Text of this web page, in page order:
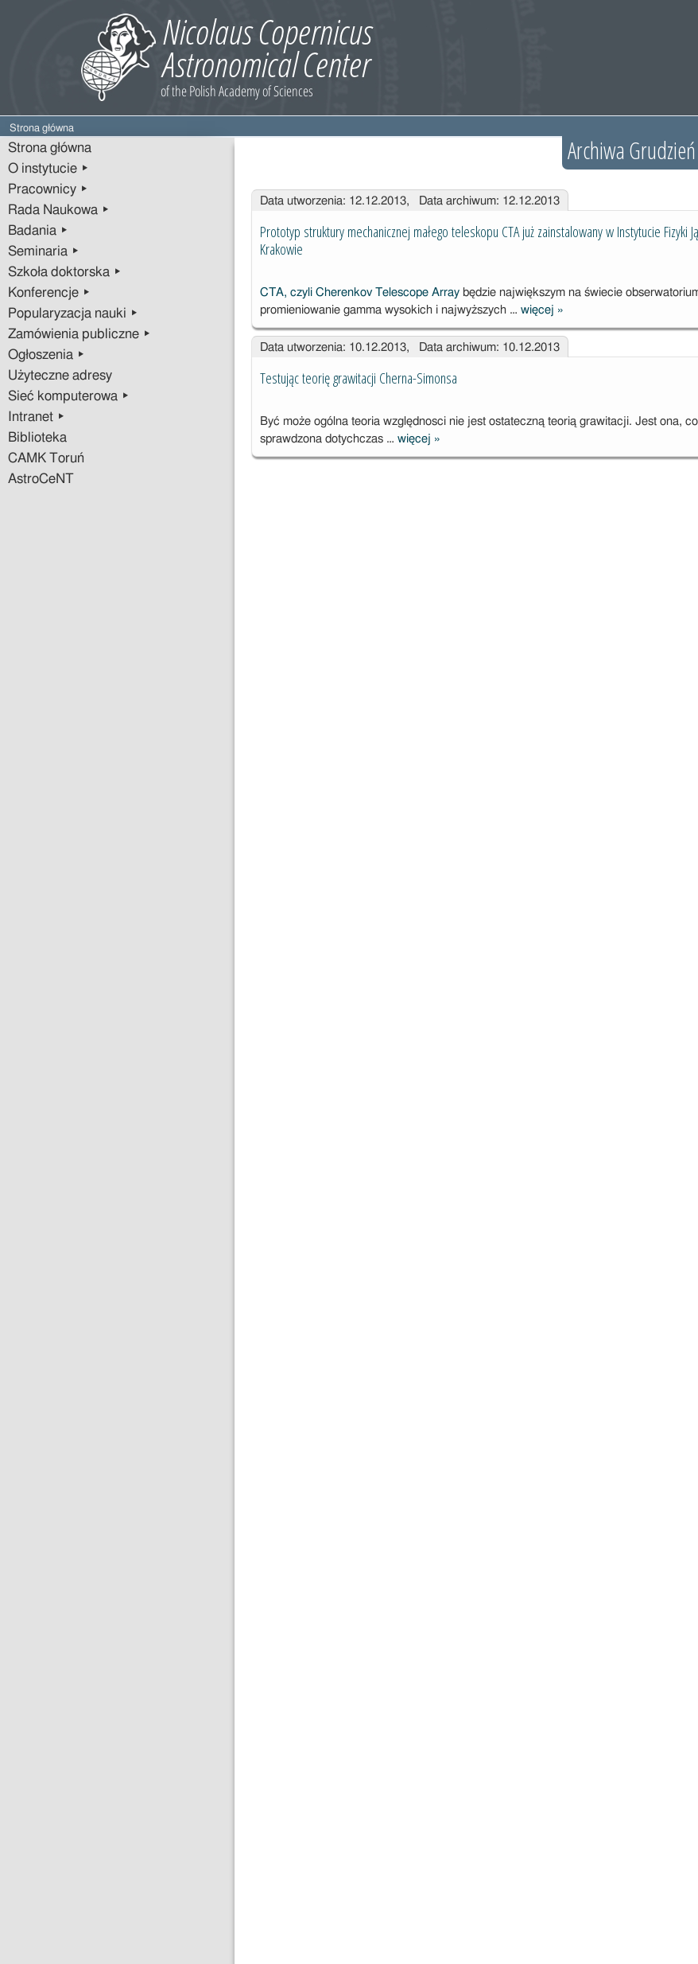
Strona główna
Strona główna
O instytucie ▸
Pracownicy ▸
Rada Naukowa ▸
Badania ▸
Seminaria ▸
Szkoła doktorska ▸
Konferencje ▸
Popularyzacja nauki ▸
Zamówienia publiczne ▸
Ogłoszenia ▸
Użyteczne adresy
Sieć komputerowa ▸
Intranet ▸
Biblioteka
CAMK Toruń
AstroCeNT
Archiwa
Wpisy
Data utworzenia: 12.12.2013, Data archiwum: 12.12.2013
Prototyp struktury mechanicznej małego teleskopu CTA już zainstalowany w Instytucie Fizyki
Krakowie
CTA, czyli Cherenkov Telescope Arraybędzie największym na świecie
promieniowanie gamma wysokich i najwyższych … więcej Prototyp
struktury
mechanicznej
zainstalowany
Fizyki
»
Data utworzenia: 10.12.2013, Data archiwum: 10.12.2013
Testując teorię grawitacji Cherna-Simonsa
Być może ogólna teoria względnosci nie jest ostateczną teorią grawitacji. Jest ona,
sprawdzona dotychczas … więcej Testując teorię
grawitacji
»